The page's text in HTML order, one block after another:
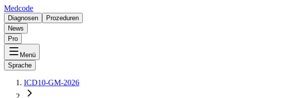
Medcode
Diagnosen
Prozeduren
News
Pro
Menü
Sprache
ICD10-GM-2026